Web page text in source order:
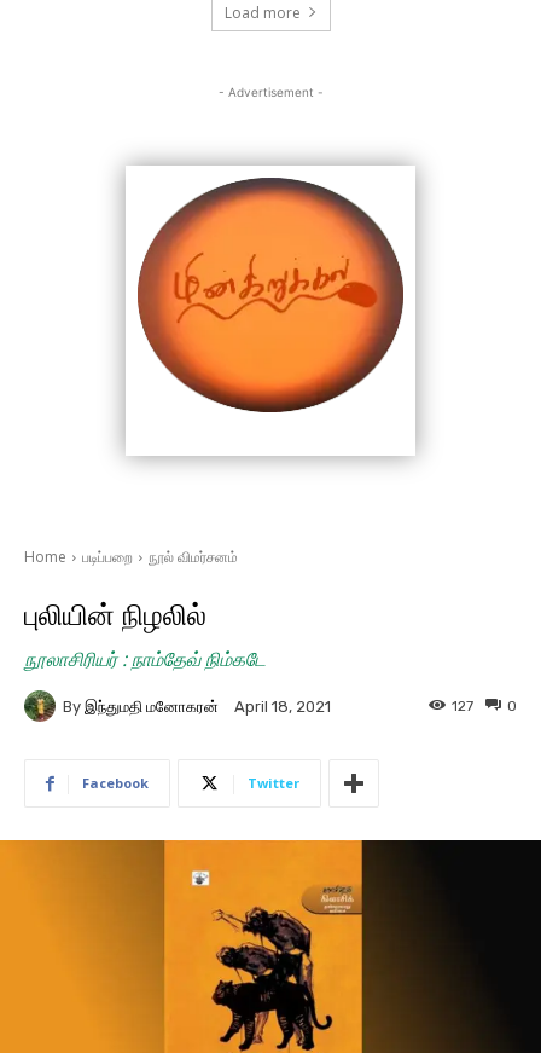
Load more
- Advertisement -